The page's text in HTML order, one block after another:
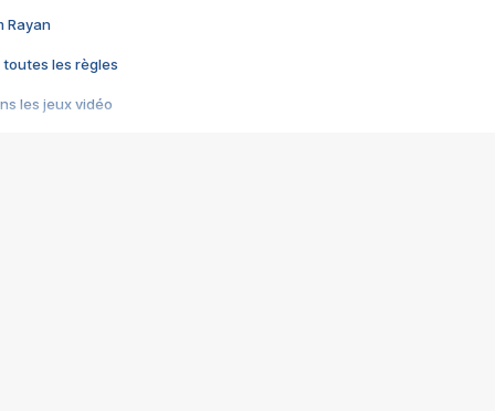
Rayan
toutes les règles
les jeux vidéo